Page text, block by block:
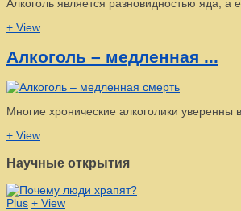
Алкоголь является разновидностью яда, а
+ View
Алкоголь – медленная ...
Многие хронические алкоголики уверенны
+ View
Научные открытия
Plus + View